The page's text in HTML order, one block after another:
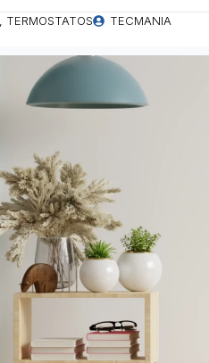
TERMOSTATOS TECMANIA